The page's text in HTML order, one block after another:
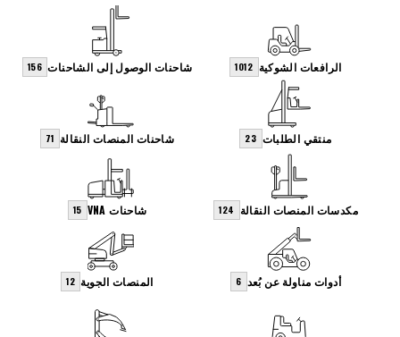
الرافعات الشوكية 1012 شاحنات الوصول إلى الشاحنات 156
منتقي الطلبات 23 شاحنات المنصات النقالة 71
مكدسات المنصات النقالة 124 شاحنات VNA 15
أدوات مناولة عن بُعد 6 المنصات الجوية 12